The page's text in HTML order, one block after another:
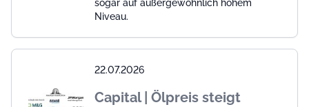
sogar auf außergewöhnlich hohem
Niveau.
22.07.2026
Capital | Ölpreis steigt